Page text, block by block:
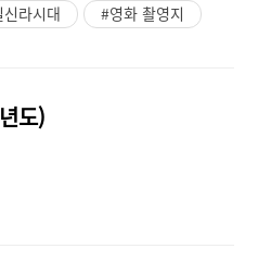
라시대 #영화 촬영지
도)